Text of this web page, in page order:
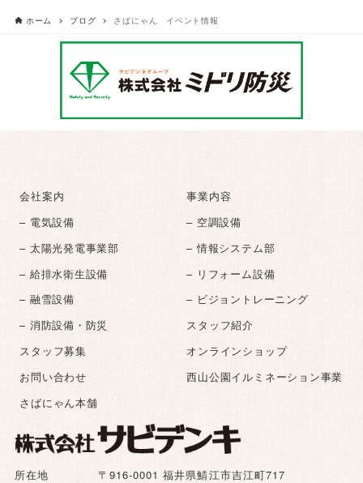
ホーム ブログ さばにゃん イベント情報
所在地 〒916-0001 福井県鯖江市吉江町717
会社案内
事業内容
– 電気設備
– 空調設備
– 太陽光発電事業部
– 情報システム部
– 給排水衛生設備
– リフォーム設備
– 融雪設備
– ビジョントレーニング
– 消防設備・防災
スタッフ紹介
スタッフ募集
オンラインショップ
お問い合わせ
西山公園イルミネーション事業
さばにゃん本舗